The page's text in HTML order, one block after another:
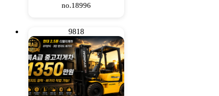
no.18996
9818